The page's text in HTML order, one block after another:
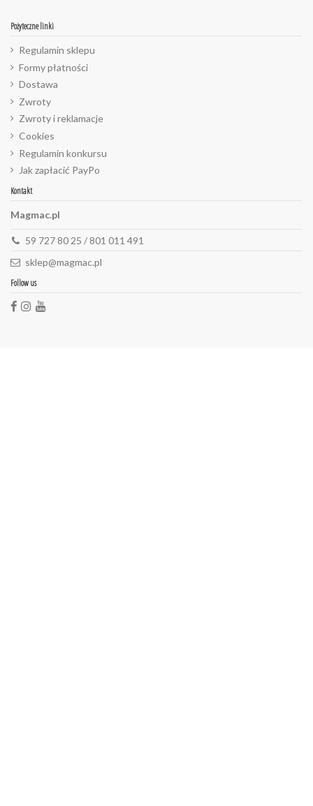
Pożyteczne linki
Regulamin sklepu
Formy płatności
Dostawa
Zwroty
Zwroty i reklamacje
Cookies
Regulamin konkursu
Jak zapłacić PayPo
Kontakt
Magmac.pl
59 727 80 25 / 801 011 491
sklep@magmac.pl
Follow us